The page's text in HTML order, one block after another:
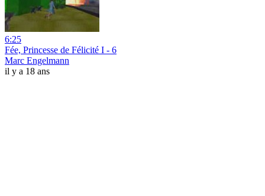
6:25
Fée, Princesse de Félicité I - 6
Marc Engelmann
il y a 18 ans